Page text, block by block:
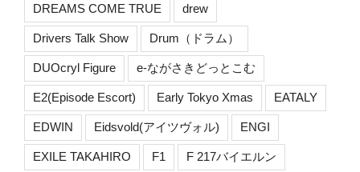
DREAMS COME TRUE drew
Drivers Talk Show Drum（ドラム）
DUOcryl Figure e-ながさきどっとこむ
E2(Episode Escort) Early Tokyo Xmas EATALY
EDWIN Eidsvold(アイツヴォル) ENGI
EXILE TAKAHIRO F1 F 217バイエルン